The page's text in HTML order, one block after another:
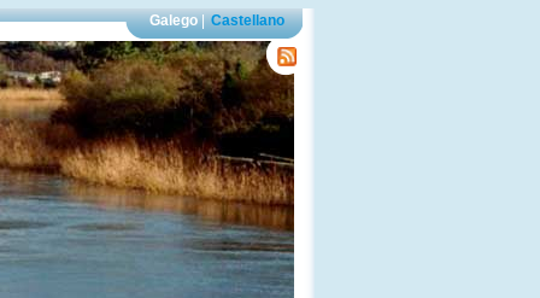
Galego| Castellano